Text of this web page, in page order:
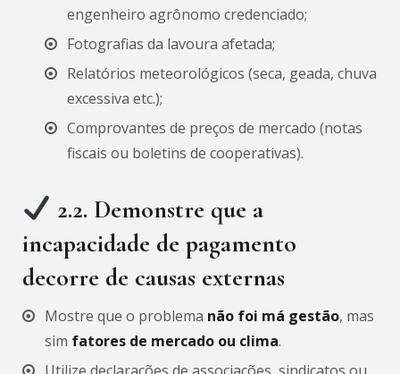
engenheiro agrônomo credenciado;
Fotografias da lavoura afetada;
Relatórios meteorológicos (seca, geada, chuva
excessiva etc.);
Comprovantes de preços de mercado (notas
fiscais ou boletins de cooperativas).
2.2. Demonstre que a
incapacidade de pagamento
decorre de causas externas
Mostre que o problema não foi má gestão, mas
sim fatores de mercado ou clima.